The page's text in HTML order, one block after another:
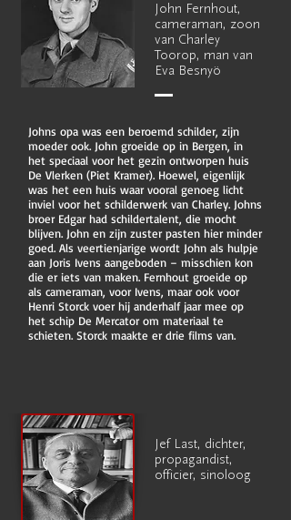
John Fernhout,
cameraman, zoon
van Charley
Toorop, man van
Eva Besnyö
Johns opa was een beroemd schilder, zijn
moeder ook. John groeide op in Bergen, in
het speciaal voor het gezin ontworpen huis
De Vlerken (Piet Kramer). Hoewel, eigenlijk
was het een huis waar vooral genoeg licht
inviel voor het schilderwerk van Charley. Johns
broer Edgar had schildertalent, die mocht
blijven. John en zijn zuster pasten hier minder
goed. Als veertienjarige wordt John als hulpje
aan Joris Ivens aangeboden – misschien kon
die er iets van maken. Fernhout groeide op
als cameraman, voor Ivens, maar ook voor
Henri Storck voer hij anderhalf jaar mee op
het schip De Mercator om materiaal te
schieten. Storck maakte er drie films van.
Jef Last, dichter,
propagandist,
officier, sinoloog